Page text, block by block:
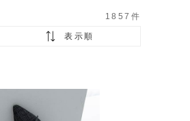
1857 件
表示順